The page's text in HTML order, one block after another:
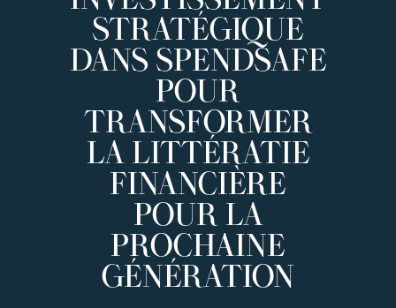
STRATÉGIQUE
DANS SPENDSAFE
POUR
TRANSFORMER
LA LITTÉRATIE
FINANCIÈRE
POUR LA
PROCHAINE
GÉNÉRATION